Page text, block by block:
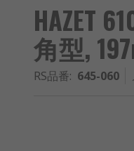
HAZET
角型,
RS品番: 645-060